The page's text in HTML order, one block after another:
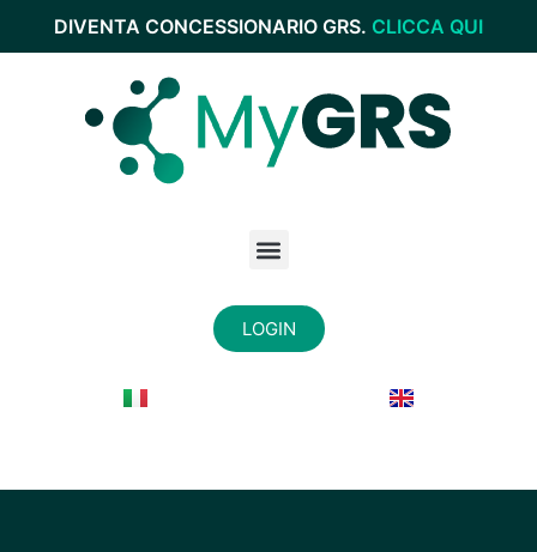
DIVENTA CONCESSIONARIO GRS. CLICCA QUI
LOGIN